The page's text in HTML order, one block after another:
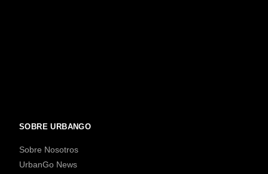
SOBRE URBANGO
Sobre Nosotros
UrbanGo News